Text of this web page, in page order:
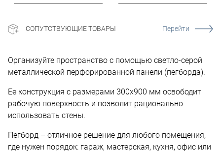
СОПУТСТВУЮЩИЕ ТОВАРЫ Перейти
Организуйте пространство с помощью светло-серой
металлической перфорированной панели (пегборда).
Ее конструкция с размерами 300х900 мм освободит
рабочую поверхность и позволит рационально
использовать стены.
Пегборд – отличное решение для любого помещения,
где нужен порядок: гараж, мастерская, кухня, офис или